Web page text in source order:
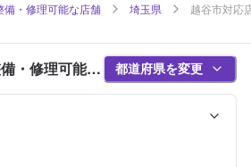
備・修理可能な店舗 埼玉県 越谷市対応
・修理可能な
)
都道府県を変更